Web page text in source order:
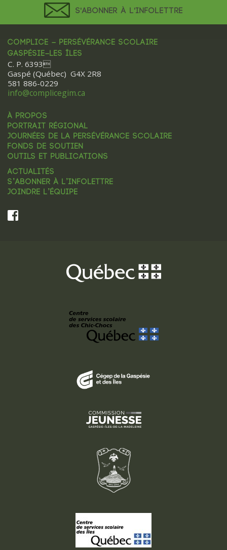
S'ABONNER À L'INFOLETTRE
COMPLICE – PERSÉVÉRANCE SCOLAIRE
GASPÉSIE–LES ÎLES
C. P. 6393
Gaspé (Québec) G4X 2R8
581 886-0229
info@complicegim.ca
À PROPOS
PORTRAIT RÉGIONAL
JOURNÉES DE LA PERSÉVÉRANCE SCOLAIRE
FONDS DE SOUTIEN
OUTILS ET PUBLICATIONS
ACTUALITÉS
S’ABONNER À L’INFOLETTRE
JOINDRE L’ÉQUIPE